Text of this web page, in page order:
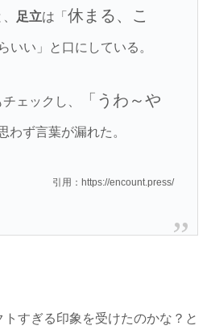
足立は「 休まる、こ
いい」と口にしている。
ェックし、
「うわ～や
わず言葉が漏れた。
引用：https://encount.press/
すぎる印象を受けたのかな？と